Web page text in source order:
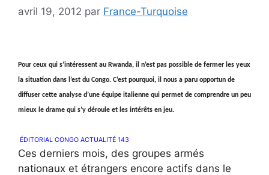
avril 19, 2012 par France-Turquoise
Pour ceux qui s’intéressent au Rwanda, il n’est pas possible de fermer les yeux
la situation dans l’est du Congo. C’est pourquoi, il nous a paru opportun de
diffuser cette analyse d’une équipe italienne qui permet de comprendre un peu
mieux le drame qui s’y déroule et les intérêts en jeu.
ÉDITORIAL CONGO ACTUALITÉ 143
Ces derniers mois, des groupes armés
nationaux et étrangers encore actifs dans le